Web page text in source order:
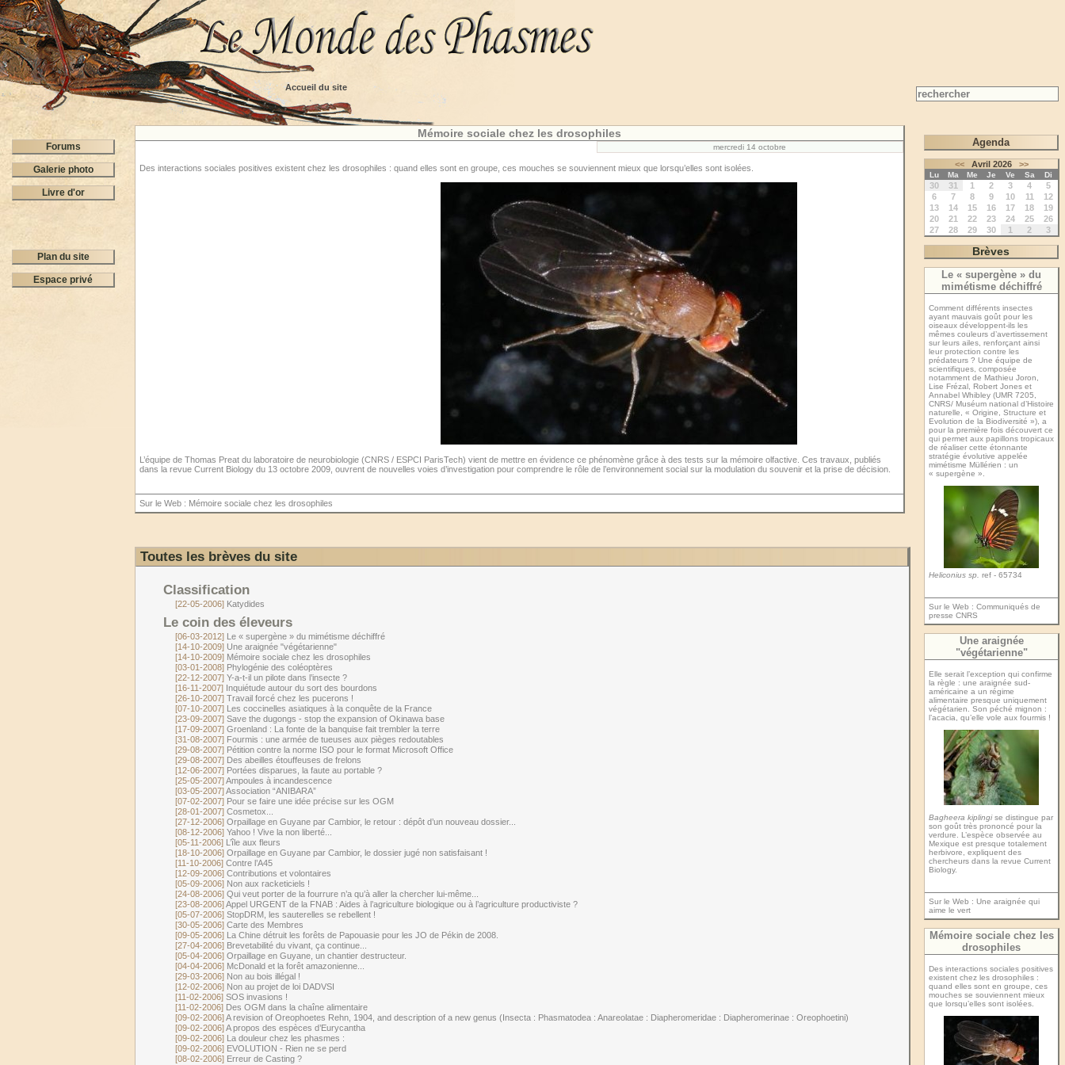
Accueil du site
Forums
Galerie photo
Livre d'or
Plan du site
Espace privé
Agenda
<< Avril 2026 >>
Lu Ma Me Je Ve Sa Di
30 31 1 2 3 4
5
6
7 8 9 10 11
12
13
14 15 16 17 18
19
20
21 22 23 24 25
26
27
28 29 30 1 2 3
Brèves
Le « supergène » du
mimétisme déchiffré
Comment différents insectes
ayant mauvais goût pour les
oiseaux développent-ils les
mêmes couleurs d’avertissement
sur leurs ailes, renforçant ainsi
leur protection contre les
prédateurs ? Une équipe de
scientifiques, composée
notamment de Mathieu Joron,
Lise Frézal, Robert Jones et
Annabel Whibley (UMR 7205,
CNRS/ Muséum national d’Histoire
naturelle, « Origine, Structure et
Evolution de la Biodiversité »), a
pour la première fois découvert ce
qui permet aux papillons tropicaux
de réaliser cette étonnante
stratégie évolutive appelée
mimétisme Müllérien : un
« supergène ».
Heliconius sp. ref - 65734
Sur le Web : Communiqués de
presse CNRS
Une araignée
"végétarienne"
Elle serait l’exception qui confirme
la règle : une araignée sud-
américaine a un régime
alimentaire presque uniquement
végétarien. Son péché mignon :
l’acacia, qu’elle vole aux fourmis !
Bagheera kiplingise distingue par
son goût très prononcé pour la
verdure. L’espèce observée au
Mexique est presque totalement
herbivore, expliquent des
chercheurs dans la revue Current
Biology.
Sur le Web : Une araignée qui
aime le vert
Mémoire sociale chez les
drosophiles
Des interactions sociales positives
existent chez les drosophiles :
quand elles sont en groupe, ces
mouches se souviennent mieux
que lorsqu’elles sont isolées.
Mémoire sociale chez les drosophiles
mercredi 14 octobre
Des interactions sociales positives existent chez les drosophiles : quand elles sont en groupe, ces mouches se souviennent mieux que lorsqu’elles sont isolées.
L’équipe de Thomas Preat du laboratoire de neurobiologie (CNRS / ESPCI ParisTech) vient de mettre en évidence ce phénomène grâce à des tests sur la mémoire olfactive. Ces travaux, publiés
dans la revue Current Biology du 13 octobre 2009, ouvrent de nouvelles voies d’investigation pour comprendre le rôle de l’environnement social sur la modulation du souvenir et la prise de décision.
Sur le Web : Mémoire sociale chez les drosophiles
Toutes les brèves du site
Classification
[22-05-2006] Katydides
Le coin des éleveurs
[06-03-2012] Le « supergène » du mimétisme déchiffré
[14-10-2009] Une araignée "végétarienne"
[14-10-2009] Mémoire sociale chez les drosophiles
[03-01-2008] Phylogénie des coléoptères
[22-12-2007] Y-a-t-il un pilote dans l’insecte ?
[16-11-2007] Inquiétude autour du sort des bourdons
[26-10-2007] Travail forcé chez les pucerons !
[07-10-2007] Les coccinelles asiatiques à la conquête de la France
[23-09-2007] Save the dugongs - stop the expansion of Okinawa base
[17-09-2007] Groenland : La fonte de la banquise fait trembler la terre
[31-08-2007] Fourmis : une armée de tueuses aux pièges redoutables
[29-08-2007] Pétition contre la norme ISO pour le format Microsoft Office
[29-08-2007] Des abeilles étouffeuses de frelons
[12-06-2007] Portées disparues, la faute au portable ?
[25-05-2007]Ampoules à incandescence
[03-05-2007]Association “ANIBARA”
[07-02-2007] Pour se faire une idée précise sur les OGM
[28-01-2007] Cosmetox...
[27-12-2006] Orpaillage en Guyane par Cambior, le retour : dépôt d’un nouveau dossier...
[08-12-2006] Yahoo ! Vive la non liberté...
[05-11-2006] L’île aux fleurs
[18-10-2006] Orpaillage en Guyane par Cambior, le dossier jugé non satisfaisant !
[11-10-2006] Contre l’A45
[12-09-2006] Contributions et volontaires
[05-09-2006] Non aux racketiciels !
[24-08-2006] Qui veut porter de la fourrure n’a qu’à aller la chercher lui-même...
[23-08-2006]Appel URGENT de la FNAB : Aides à l’agriculture biologique ou à l’agriculture productiviste ?
[05-07-2006] StopDRM, les sauterelles se rebellent !
[30-05-2006] Carte des Membres
[09-05-2006] La Chine détruit les forêts de Papouasie pour les JO de Pékin de 2008.
[27-04-2006] Brevetabilité du vivant, ça continue...
[05-04-2006] Orpaillage en Guyane, un chantier destructeur.
[04-04-2006] McDonald et la forêt amazonienne...
[29-03-2006] Non au bois illégal !
[12-02-2006] Non au projet de loi DADVSI
[11-02-2006] SOS invasions !
[11-02-2006] Des OGM dans la chaîne alimentaire
[09-02-2006]A revision of Oreophoetes Rehn, 1904, and description of a new genus (Insecta : Phasmatodea : Anareolatae : Diapheromeridae : Diapheromerinae : Oreophoetini)
[09-02-2006]A propos des espèces d’Eurycantha
[09-02-2006] La douleur chez les phasmes :
[09-02-2006] EVOLUTION - Rien ne se perd
[08-02-2006] Erreur de Casting ?